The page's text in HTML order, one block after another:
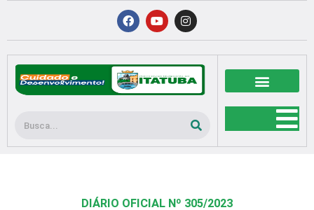
conteúdo
F
a
c
b
o
o
k
Y
o
u
u
b
e
I
n
s
a
g
r
a
Pesquisar
DIÁRIO OFICIAL Nº 305/2023